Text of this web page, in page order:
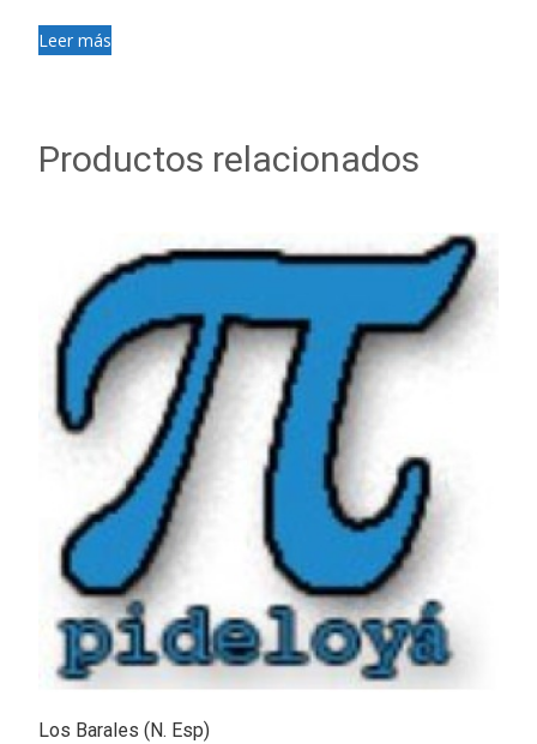
Leer más
Productos relacionados
Los Barales (N. Esp)